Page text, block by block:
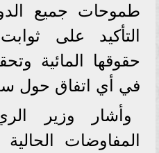
طموحات جميع
التأكيد على
حقوقها المائية
في أي اتفاق حول
وأشار وزير
المفاوضات